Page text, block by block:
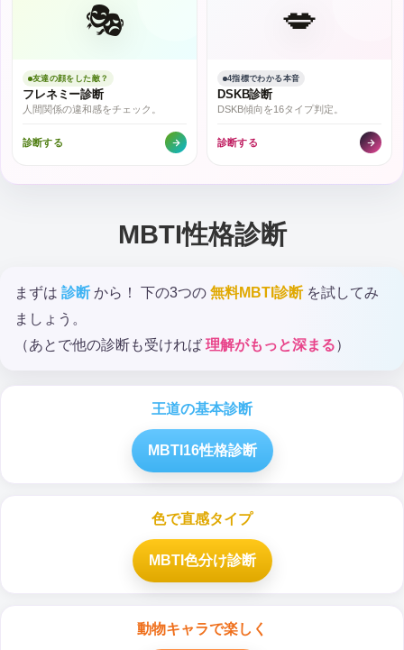
🎭
友達の顔をした敵？
フレネミー診断
人間関係の違和感をチェック。
診断する
💋
4指標でわかる本音
DSKB診断
DSKB傾向を16タイプ判定。
診断する
MBTI性格診断
まずは 診断 から！ 下の3つの 無料MBTI診断を試してみ
ましょう。
（あとで他の診断も受ければ 理解がもっと深まる）
王道の基本診断
MBTI16性格診断
色で直感タイプ
MBTI色分け診断
動物キャラで楽しく